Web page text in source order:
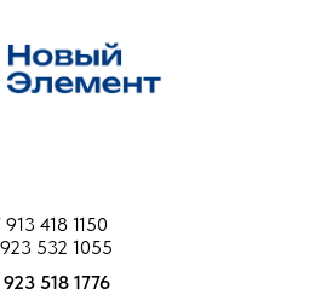
913 418 1150
532 1055
518 1776